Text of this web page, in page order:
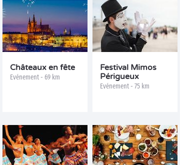
Châteaux en fête
Evénement - 69 km
Festival Mimos
Périgueux
Evénement - 75 km